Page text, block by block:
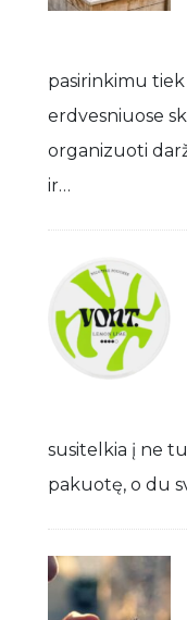
pasirinkimu
erdvesniuose
organizuoti
ir…
susitelkia į ne
pakuotę, o du